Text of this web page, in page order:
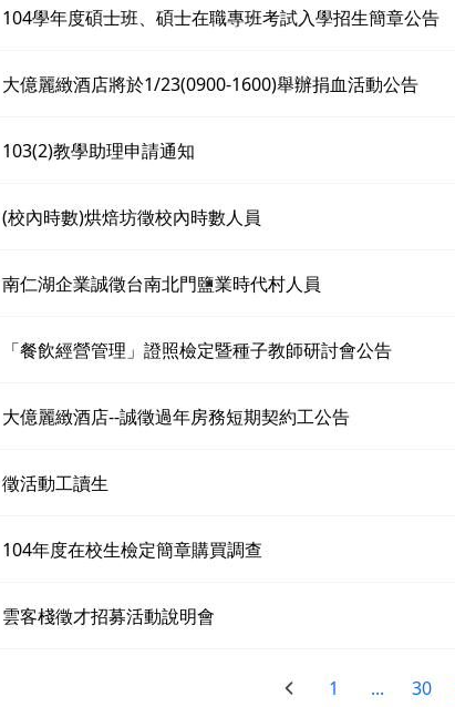
104學年度碩士班、碩士在職專班考試入學招生簡章公告
大億麗緻酒店將於1/23(0900-1600)舉辦捐血活動公告
103(2)教學助理申請通知
(校內時數)烘焙坊徵校內時數人員
南仁湖企業誠徵台南北門鹽業時代村人員
「餐飲經營管理」證照檢定暨種子教師研討會公告
大億麗緻酒店--誠徵過年房務短期契約工公告
徵活動工讀生
104年度在校生檢定簡章購買調查
雲客棧徵才招募活動說明會
1 ... 30